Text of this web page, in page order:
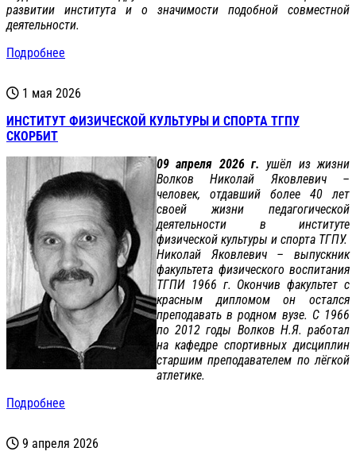
развитии института и о значимости подобной совместной
деятельности.
Подробнее
1 мая 2026
ИНСТИТУТ ФИЗИЧЕСКОЙ КУЛЬТУРЫ И СПОРТА ТГПУ
СКОРБИТ
09 апреля 2026 г. ушёл из жизни
Волков Николай Яковлевич –
человек, отдавший более 40 лет
своей жизни педагогической
деятельности в институте
физической культуры и спорта ТГПУ.
Николай Яковлевич – выпускник
факультета физического воспитания
ТГПИ 1966 г. Окончив факультет с
красным дипломом он остался
преподавать в родном вузе. С 1966
по 2012 годы Волков Н.Я. работал
на кафедре спортивных дисциплин
старшим преподавателем по лёгкой
атлетике.
Подробнее
9 апреля 2026